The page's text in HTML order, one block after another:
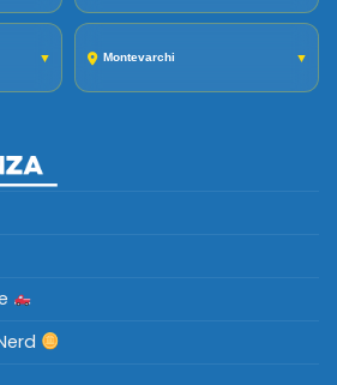
▼ Montevarchi ▼